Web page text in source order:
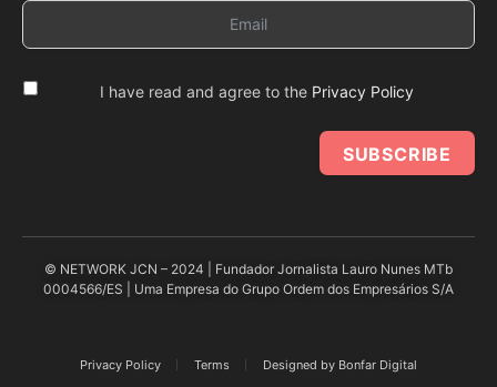
I have read and agree to the Privacy Policy
SUBSCRIBE
© NETWORK JCN – 2024 | Fundador Jornalista Lauro Nunes MTb
0004566/ES | Uma Empresa do Grupo Ordem dos Empresários S/A
Privacy Policy Terms Designed by Bonfar Digital